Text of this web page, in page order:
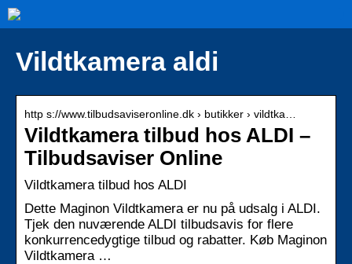
Vildtkamera aldi
http s://www.tilbudsaviseronline.dk › butikker › vildtka…
Vildtkamera tilbud hos ALDI –
Tilbudsaviser Online
Vildtkamera tilbud hos ALDI
Dette Maginon Vildtkamera er nu på udsalg i ALDI.
Tjek den nuværende ALDI tilbudsavis for flere
konkurrencedygtige tilbud og rabatter. Køb Maginon
Vildtkamera …